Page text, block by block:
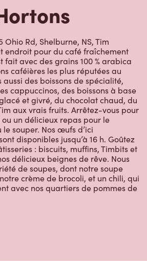
Ohio Rd, Shelburne, NS, Tim
endroit pour du café fraîchement
fait avec des grains 100 % arabica
caféières les plus réputées au
aussi des boissons de spécialité,
cappuccinos, des boissons à base
et givré, du chocolat chaud, du
aux vrais fruits. Arrêtez-vous pour
un délicieux repas pour le
souper. Nos œufs d’ici
disponibles jusqu’à 16 h. Goûtez
: biscuits, muffins, Timbits et
délicieux beignes de rêve. Nous
de soupes, dont notre soupe
crème de brocoli, et un chili, qui
avec nos quartiers de pommes de